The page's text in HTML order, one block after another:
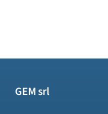
GEM srl